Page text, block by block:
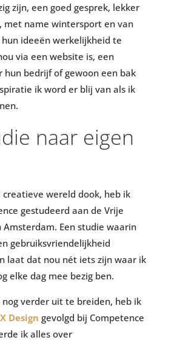
zijn, een goed gesprek, lekker
met name wintersport en van
ideeën werkelijkheid te
via een website is, een
hun bedrijf of gewoon een bak
ik word er blij van als ik
naar eigen
wereld dook, heb ik
gestudeerd aan de Vrije
Een studie waarin
gebruiksvriendelijkheid
laat dat nou nét iets zijn waar ik
elke dag mee bezig ben.
verder uit te breiden, heb ik
Design gevolgd bij Competence
ik alles over